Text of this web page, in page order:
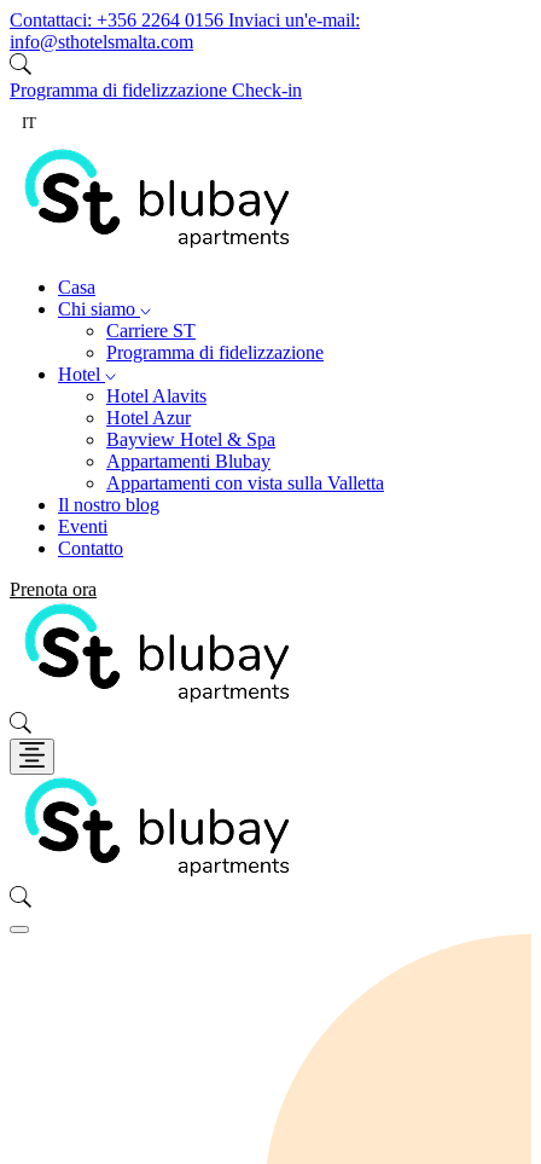
Vai al contenuto
Contattaci: +356 2264 0156 Inviaci un'e-mail:
info@sthotelsmalta.com
Programma di fidelizzazione Check-in
IT
Casa
Chi siamo
Carriere ST
Programma di fidelizzazione
Hotel
Hotel Alavits
Hotel Azur
Bayview Hotel & Spa
Appartamenti Blubay
Appartamenti con vista sulla Valletta
Il nostro blog
Eventi
Contatto
Prenota ora